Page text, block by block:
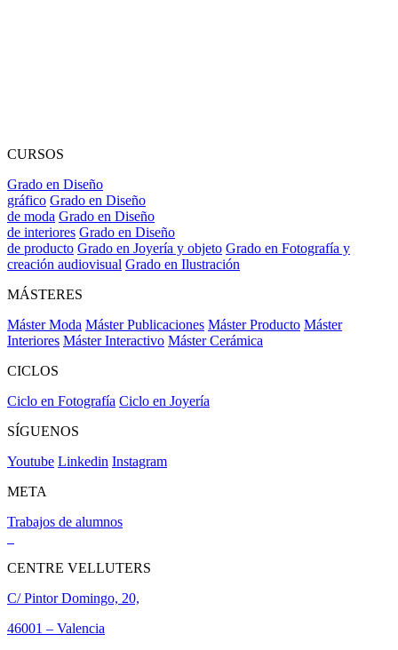
CURSOS
Grado en Diseño
gráfico Grado en Diseño
de moda Grado en Diseño
de interiores Grado en Diseño
de producto Grado en Joyería y objeto Grado en Fotografía y
creación audiovisual Grado en Ilustración
MÁSTERES
Máster Moda Máster Publicaciones Máster Producto Máster
Interiores Máster Interactivo Máster Cerámica
CICLOS
Ciclo en Fotografía Ciclo en Joyería
SÍGUENOS
Youtube Linkedin Instagram
META
Trabajos de alumnos
CENTRE VELLUTERS
C/ Pintor Domingo, 20,
46001 – Valencia